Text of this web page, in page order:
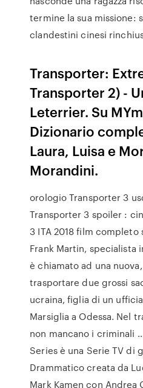
termine la sua missione:
clandestini cinesi
Transporter:
Transporter 2) -
Leterrier. Su
Dizionario
Laura, Luisa e
Morandini.
orologio Transporter 3
Transporter 3 spoiler :
3 ITA 2018 film
Frank Martin, specialista
è chiamato ad una
trasportare due grossi
ucraina, figlia di un
Marsiglia a Odessa. Nel
non mancano i criminali
Series è una Serie TV di
Drammatico creata da
Mark Kamen con Andrea